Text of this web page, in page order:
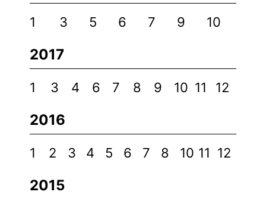
1 3 5 6 7 9 10
2017
1 3 4 6 7 8 9 10 11 12
2016
1 2 3 4 5 6 7 8 10 11 12
2015